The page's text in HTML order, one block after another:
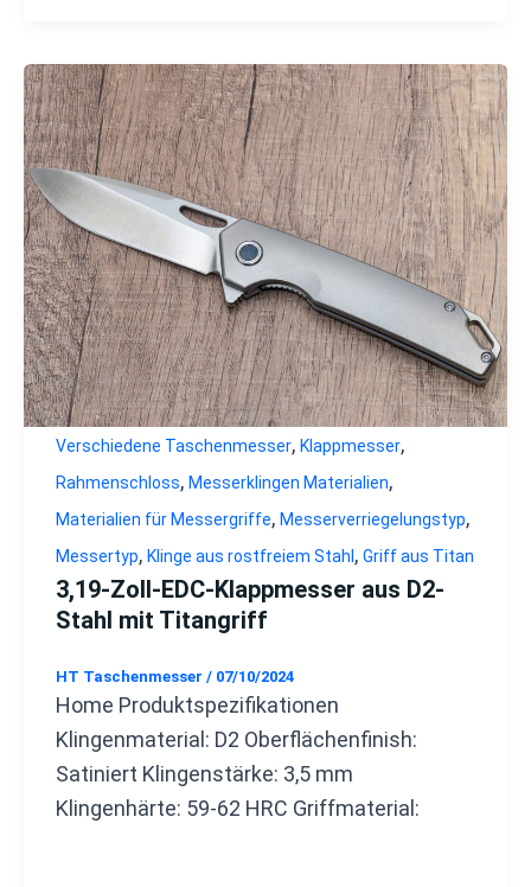
Verschiedene Taschenmesser, Klappmesser,
Rahmenschloss, Messerklingen Materialien,
Materialien für Messergriffe, Messerverriegelungstyp,
Messertyp, Klinge aus rostfreiem Stahl , Griff aus Titan
3,19-Zoll-EDC-Klappmesser aus D2-
Stahl mit Titangriff
HT Taschenmesser / 07/10/2024
Home Produktspezifikationen
Klingenmaterial: D2 Oberflächenfinish:
Satiniert Klingenstärke: 3,5 mm
Klingenhärte: 59-62 HRC Griffmaterial: